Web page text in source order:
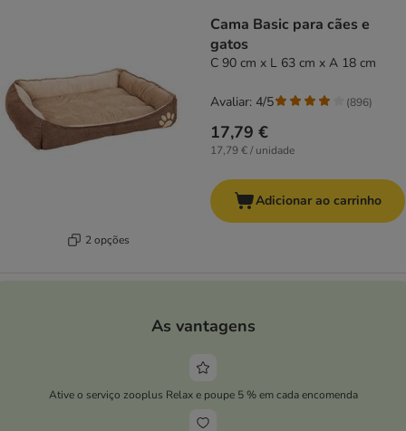
2 opções
Cama Basic para cães e
gatos
C 90 cm x L 63 cm x A 18 cm
17,79 €
17,79 € / unidade
Avaliar: 4/5 (896)
Adicionar ao carrinho
As vantagens
Ative o serviço zooplus Relax e poupe 5 % em cada encomenda